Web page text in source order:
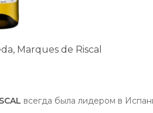
Marques de Riscal
всегда была лидером в